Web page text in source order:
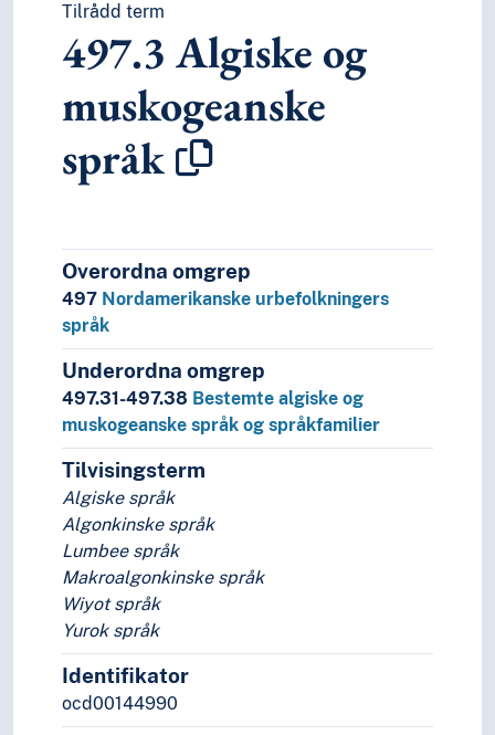
Tilrådd term
497.3 Algiske og
muskogeanske
språk
Overordna omgrep
497 Nordamerikanske urbefolkningers
språk
Underordna omgrep
497.31-497.38 Bestemte algiske og
muskogeanske språk og språkfamilier
Tilvisingsterm
Algiske språk
Algonkinske språk
Lumbee språk
Makroalgonkinske språk
Wiyot språk
Yurok språk
Identifikator
ocd00144990